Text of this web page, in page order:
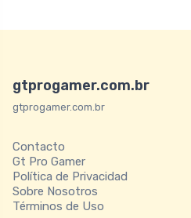
gtprogamer.com.br
gtprogamer.com.br
Contacto
Gt Pro Gamer
Política de Privacidad
Sobre Nosotros
Términos de Uso